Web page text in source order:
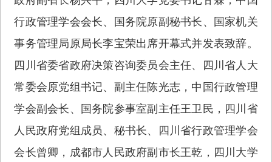
行政管理学会会长、国务院原副秘书长、国家机关
事务管理局原局长李宝荣出席开幕式并发表致辞。
四川省委省政府决策咨询委员会主任、四川省人大
常委会原党组书记、副主任陈光志，中国行政管理
学会副会长、国务院参事室副主任王卫民，四川省
人民政府党组成员、秘书长、四川省行政管理学会
会长曾卿，成都市人民政府副市长王乾，四川大学